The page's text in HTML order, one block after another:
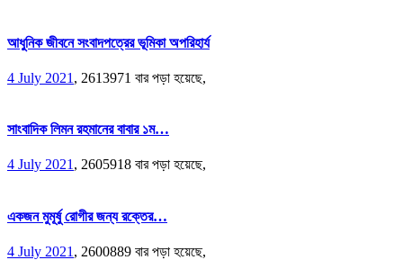
আধুনিক জীবনে সংবাদপত্রের ভূমিকা অপরিহার্য
4 July 2021 , 2613971 বার পড়া হয়েছে,
সাংবাদিক লিমন রহমানের বাবার ১ম…
4 July 2021, 2605918 বার পড়া হয়েছে,
একজন মুমূর্ষু রোগীর জন্য রক্তের…
4 July 2021 , 2600889 বার পড়া হয়েছে,